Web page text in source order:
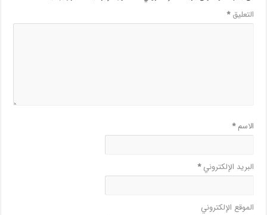
التعليق*
الاسم*
البريد الإلكتروني*
الموقع الإلكتروني